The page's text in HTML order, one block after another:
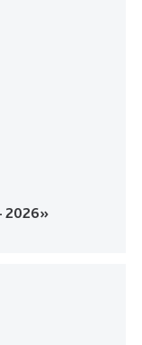
2026»